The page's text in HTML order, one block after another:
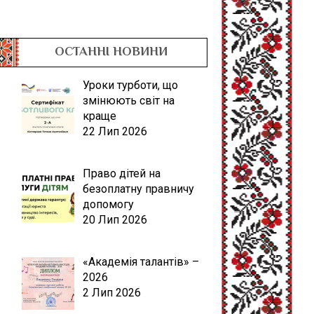
ОСТАННІ НОВИНИ
Уроки турботи, що
змінюють світ на
краще
22 Лип 2026
Право дітей на
безоплатну правничу
допомогу
20 Лип 2026
«Академія талантів» –
2026
2 Лип 2026